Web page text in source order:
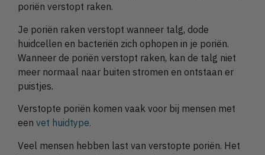
poriën verstopt raken.
Je poriën raken verstopt wanneer talg, dode
huidcellen en bacteriën zich ophopen in je poriën.
Wanneer de poriën verstopt raken, kan de talg niet
meer normaal naar buiten stromen en ontstaan er
puistjes.
Verstopte poriën komen vaak voor bij mensen met
een vet huidtype.
Veel mensen hebben last van verstopte poriën. Het